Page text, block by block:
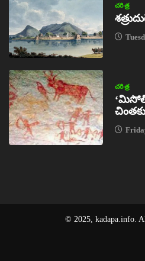
చరిత్ర
చరిత్ర
© 2025, kadapa.info.